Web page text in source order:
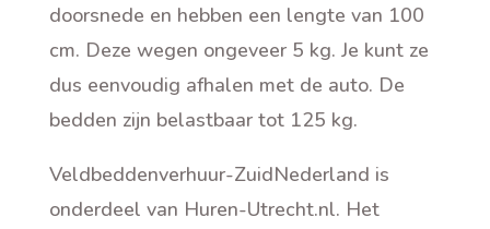
doorsnede en hebben een lengte van 100
cm. Deze wegen ongeveer 5 kg. Je kunt ze
dus eenvoudig afhalen met de auto. De
bedden zijn belastbaar tot 125 kg.
Veldbeddenverhuur-ZuidNederland is
onderdeel van Huren-Utrecht.nl. Het